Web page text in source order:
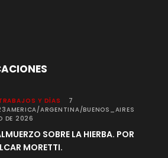
Y DÍAS
7
ARGENTINA/BUENOS_AIRES
DE 2026
SOBRE LA HIERBA. POR
MORETTI.